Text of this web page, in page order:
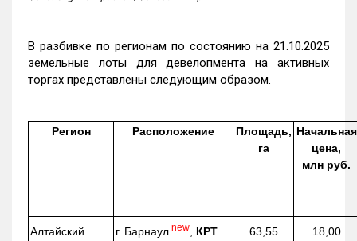
В разбивке по регионам по состоянию на 21.10.2025
земельные лоты для девелопмента на активных
торгах представлены следующим образом.
Регион Расположение
Площадь,
га
Начальная
цена,
млн руб.
Алтайский
г. Барнаул new КРТ 63,55 18,00